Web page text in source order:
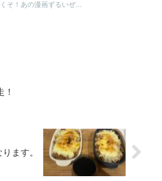
そ！あの漫画ずるいぜ...
！
ます。